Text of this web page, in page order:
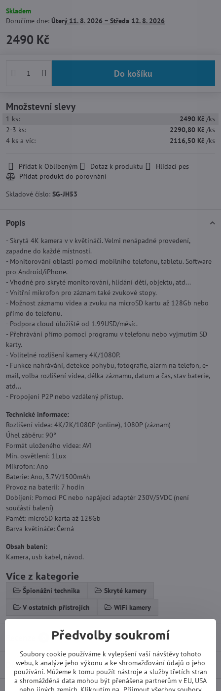
Skladem
Doručíme dne: Úterý11. 8. 2026 − Středa 12. 8. 2026
2490 Kč
Do košíku
Množstevní slevy
1 ks: 2490 Kč /ks
2-3 ks: 2290,80 Kč /ks
4 ks a víc: 2116,50 Kč /ks
Přidat k Oblíbeným Dotaz k produktu Hlídací pes
Skladové číslo: SG-JH53
Popis
- Skrytá 4K kamera v v květináči. Velmi nenápadné provedení,
zapadne do každé místnosti.
- Monitorování oblasti pomocí mobilního telefonu, tabletu. Software
pro Android/iPhone.
- Vhodné pro skryté monitorování, hlídání dětí, objektu, atd...
- Vnitřní mikrofon pro záznam také zvukové stopy.
- Možnost záznamu videa a zvuku na microSD kartu až 128Gb nebo
přímo do telefonu.
- Podpora cloud úložiště od 1.99USD/měsíc.
- Přehrávání přímo pomocí programu v telefonu nebo vyjmutím SD
karty.
- Volitelné rozlišení kamery 4K/1080P.
- Funkce nahrávání, detekce pohybu, fotografie, alarm na telefon, e-
mail, volba rozlišení videa, délka záznamu, datum a čas, stav baterie,
atd...
- Propojení P2P nebo vzdálený přístup.
Technické informace:
Rozlišení videa: 4K/2K/1080P (online), 1080P (záznam)
Úhel záběru: 90°
Formát uloženého videa: AVI
Min. osvětlení: 1Lux
Mikrofon: Ano
Baterie: Ano, 3.7V/1500mAh
Provoz na baterii: 7 hodin
Dobíjení: Pomocí PC nebo napájecí adaptér 230V/5VDC (není
součástí balení)
Paměť: microSD karta až 128Gb
Barva květináče: Černá
Obsah balení:
Kamera, usb kabel, návod.
Více z kategorie
Špionážní technika
Skryté kamery
V ostatních přístrojích
WiFi kamery
Diskuse 0
Předvolby soukromí
Soubory cookie používáme k vylepšení vaší návštěvy tohoto
webu, k analýze jeho výkonu a ke shromažďování údajů o jeho
používání. Můžeme k tomu použít nástroje a služby třetích stran
a shromážděná data mohou být přenášena partnerům v EU, USA